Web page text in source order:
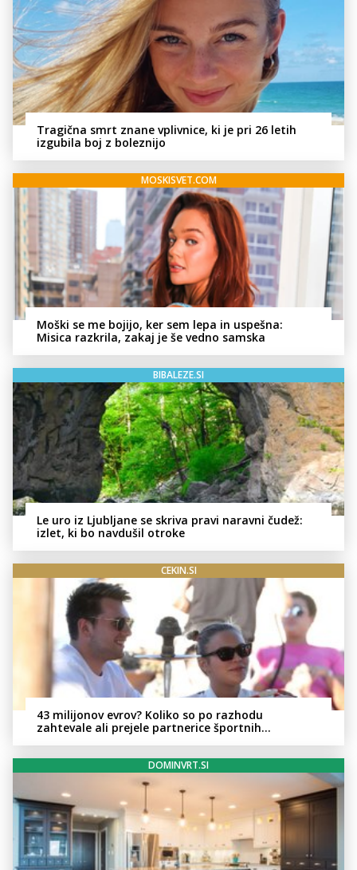
Tragična smrt znane vplivnice, ki je pri 26 letih
izgubila boj z boleznijo
MOSKISVET.COM
Moški se me bojijo, ker sem lepa in uspešna:
Misica razkrila, zakaj je še vedno samska
BIBALEZE.SI
Le uro iz Ljubljane se skriva pravi naravni čudež:
izlet, ki bo navdušil otroke
CEKIN.SI
43 milijonov evrov? Koliko so po razhodu
zahtevale ali prejele partnerice športnih
DOMINVRT.SI